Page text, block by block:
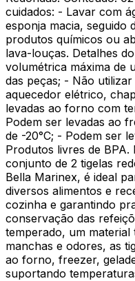
cuidados: - Lavar com
esponja macia, seguido
produtos químicos ou
lava-louças. Detalhes
volumétrica máxima de
das peças; - Não
aquecedor elétrico,
levadas ao forno com
Podem ser levadas ao
de -20°C; - Podem ser
Produtos livres de BPA.
conjunto de 2 tigelas
Bella Marinex, é ideal
diversos alimentos e
cozinha e garantindo
conservação das
temperado, um
manchas e odores, as
ao forno, freezer,
suportando